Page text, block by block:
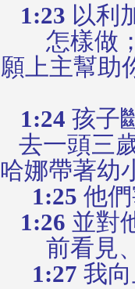
1:23 以利
怎樣做
願上主幫助
1:24 孩子
去一頭三
哈娜帶著幼
1:25 他
1:26 並對
前看見
1:27 我